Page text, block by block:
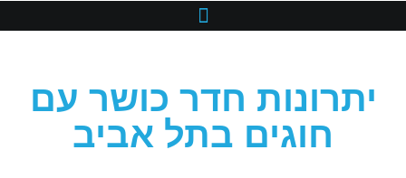
יתרונות חדר כושר עם
חוגים בתל אביב